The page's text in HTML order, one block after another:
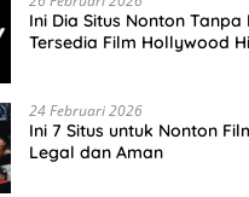
Ini Dia Situs Nonton
Tersedia Film Hollywood
24 Februari 2026
Ini 7 Situs untuk Nonton
Legal dan Aman